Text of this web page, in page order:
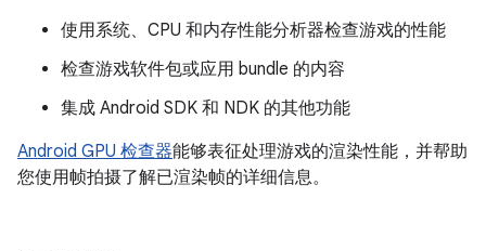
使用系统、CPU 和内存性能分析器检查游戏的性能
检查游戏软件包或应用 bundle 的内容
集成 Android SDK 和 NDK 的其他功能
Android GPU 检查器能够表征处理游戏的渲染性能，并帮助
您使用帧拍摄了解已渲染帧的详细信息。